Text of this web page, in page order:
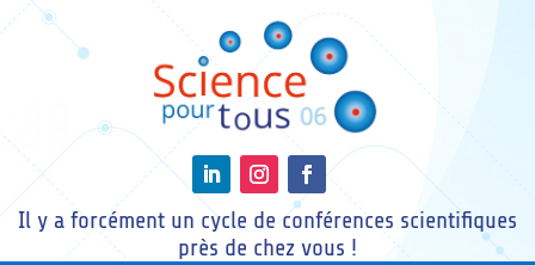
Il y a forcément un cycle de conférences scientifiques
près de chez vous !